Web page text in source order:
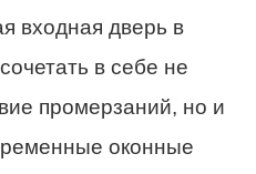
входная дверь в
в себе не
промерзаний, но и
оконные